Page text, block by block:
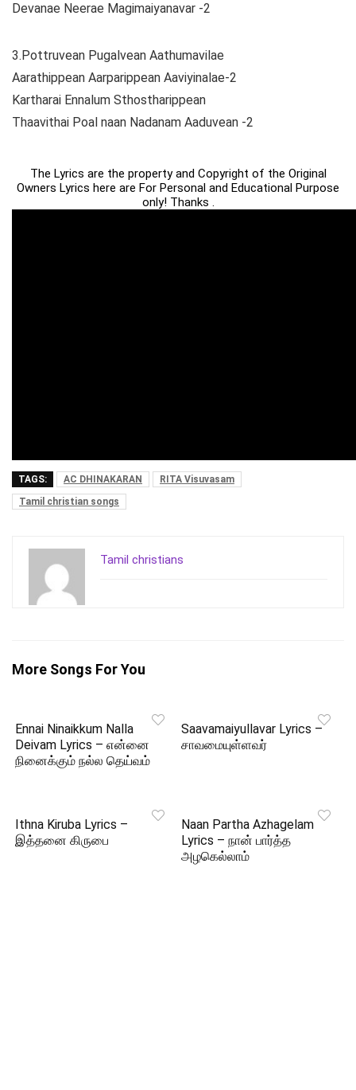
Devanae Neerae Magimaiyanavar -2
3.Pottruvean Pugalvean Aathumavilae
Aarathippean Aarparippean Aaviyinalae-2
Kartharai Ennalum Sthostharippean
Thaavithai Poal naan Nadanam Aaduvean -2
The Lyrics are the property and Copyright of the Original
Owners Lyrics here are For Personal and Educational Purpose
only! Thanks .
TAGS: AC DHINAKARAN
RITA Visuvasam
Tamil christian songs
Tamil christians
More Songs For You
Ennai Ninaikkum Nalla
Deivam Lyrics – என்னை
நினைக்கும் நல்ல தெய்வம்
Saavamaiyullavar Lyrics –
சாவமையுள்ளவர்
Ithna Kiruba Lyrics –
இத்தனை கிருபை
Naan Partha Azhagelam
Lyrics – நான் பார்த்த
அழகெல்லாம்